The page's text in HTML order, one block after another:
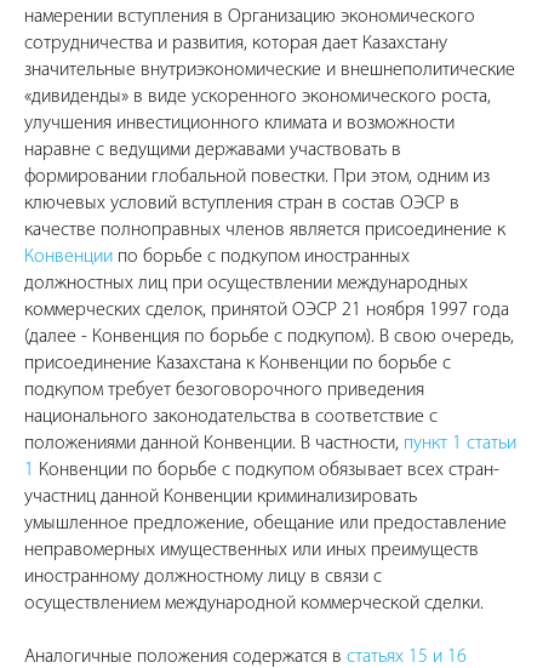
намерении вступления в Организацию экономического
сотрудничества и развития, которая дает Казахстану
значительные внутриэкономические и внешнеполитические
«дивиденды» в виде ускоренного экономического роста,
улучшения инвестиционного климата и возможности
наравне с ведущими державами участвовать в
формировании глобальной повестки. При этом, одним из
ключевых условий вступления стран в состав ОЭСР в
качестве полноправных членов является присоединение к
Конвенции по борьбе с подкупом иностранных
должностных лиц при осуществлении международных
коммерческих сделок, принятой ОЭСР 21 ноября 1997 года
(далее - Конвенция по борьбе с подкупом). В свою очередь,
присоединение Казахстана к Конвенции по борьбе с
подкупом требует безоговорочного приведения
национального законодательства в соответствие с
положениями данной Конвенции. В частности, пункт 1 статьи
1
Конвенции по борьбе с подкупом обязывает всех стран-
участниц данной Конвенции криминализировать
умышленное предложение, обещание или предоставление
неправомерных имущественных или иных преимуществ
иностранному должностному лицу в связи с
осуществлением международной коммерческой сделки.
Аналогичные положения содержатся в статьях 15 и 16